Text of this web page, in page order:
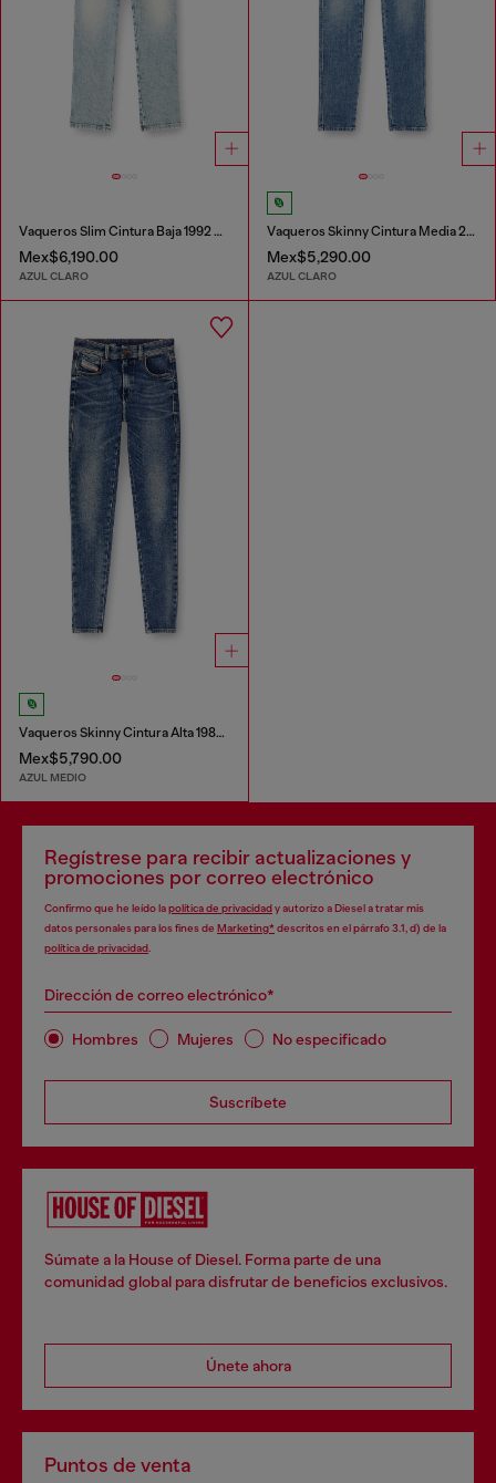
Vaqueros Slim Cintura Baja 1992 D-Jiann
Mex$6,190.00
AZUL CLARO
Vaqueros Skinny Cintura Media 2015 Babhila
Mex$5,290.00
AZUL CLARO
Vaqueros Skinny Cintura Alta 1984 Slandy-High
Mex$5,790.00
AZUL MEDIO
Regístrese para recibir actualizaciones y
promociones por correo electrónico
Confirmo que he leído lapolítica de privacidady autorizo a Diesel a tratar mis
datos personales para los fines de Marketing*descritos en el párrafo 3.1, d) de la
política de privacidad
Dirección de correo electrónico*
Hombres Mujeres No especificado
Suscríbete
Súmate a la House of Diesel. Forma parte de una
comunidad global para disfrutar de beneficios exclusivos.
Únete ahora
Puntos de venta